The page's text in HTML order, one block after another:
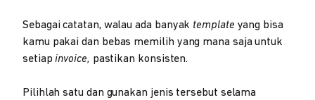
Sebagai catatan, walau ada banyak template yang bisa
kamu pakai dan bebas memilih yang mana saja untuk
setiapinvoice, pastikan konsisten.
Pilihlah satu dan gunakan jenis tersebut selama